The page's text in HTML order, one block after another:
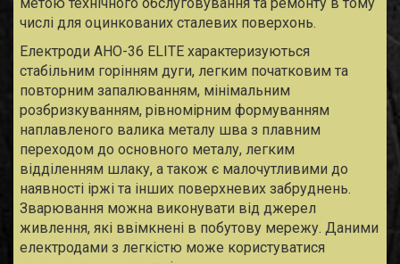
числі для оцинкованих сталевих поверхонь.
Електроди АНО-36 ELITE характеризуються
стабільним горінням дуги, легким початковим та
повторним запалюванням, мінімальним
розбризкуванням, рівномірним формуванням
наплавленого валика металу шва з плавним
переходом до основного металу, легким
відділенням шлаку, а також є малочутливими до
наявності іржі та інших поверхневих забруднень.
Зварювання можна виконувати від джерел
живлення, які ввімкнені в побутову мережу. Даними
електродами з легкістю може користуватися